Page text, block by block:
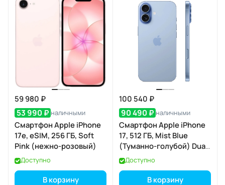
59 980 ₽
53 990 ₽ наличными
Смартфон Apple iPhone
17e, eSIM, 256 ГБ, Soft
Pink (нежно-розовый)
Доступно
В корзину
100 540 ₽
90 490 ₽ наличными
Смартфон Apple iPhone
17, 512 ГБ, Mist Blue
(Туманно-голубой) Dual
eSIM
Доступно
В корзину